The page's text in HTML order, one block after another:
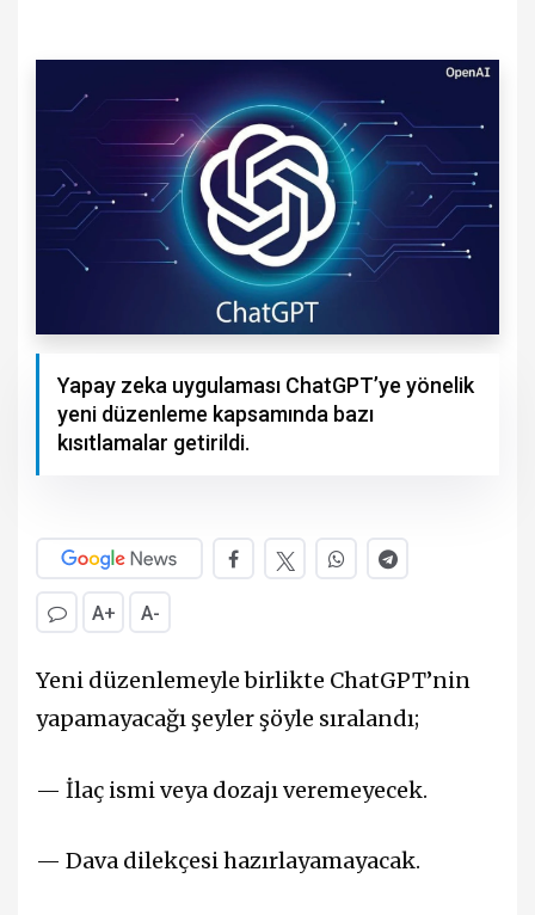
Yapay zeka uygulaması ChatGPT’ye yönelik
yeni düzenleme kapsamında bazı
kısıtlamalar getirildi.
A+ A-
Yeni düzenlemeyle birlikte ChatGPT’nin
yapamayacağı şeyler şöyle sıralandı;
— İlaç ismi veya dozajı veremeyecek.
— Dava dilekçesi hazırlayamayacak.